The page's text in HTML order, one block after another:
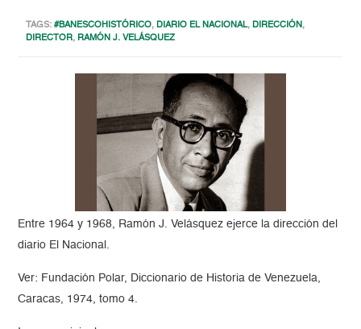
TAGS:#BANESCOHISTÓRICO,DIARIO EL NACIONAL,DIRECCIÓN,
DIRECTOR, RAMÓN J. VELÁSQUEZ
Entre 1964 y 1968, Ramón J. Velásquez ejerce la dirección del
diario El Nacional.
Ver: Fundación Polar, Diccionario de Historia de Venezuela,
Caracas, 1974, tomo 4.